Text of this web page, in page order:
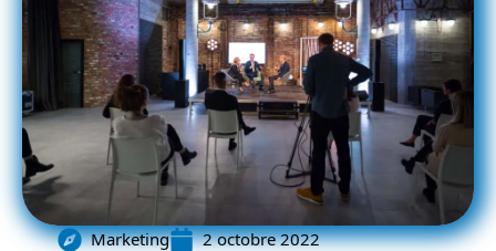
Marketing 2 octobre 2022